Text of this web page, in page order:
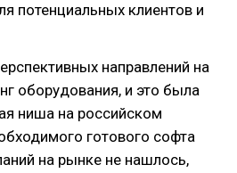
потенциальных клиентов и
направлений на
оборудования, и это была
ниша на российском
готового софта
на рынке не нашлось,